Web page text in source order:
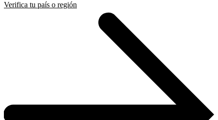
Verifica tu país o región